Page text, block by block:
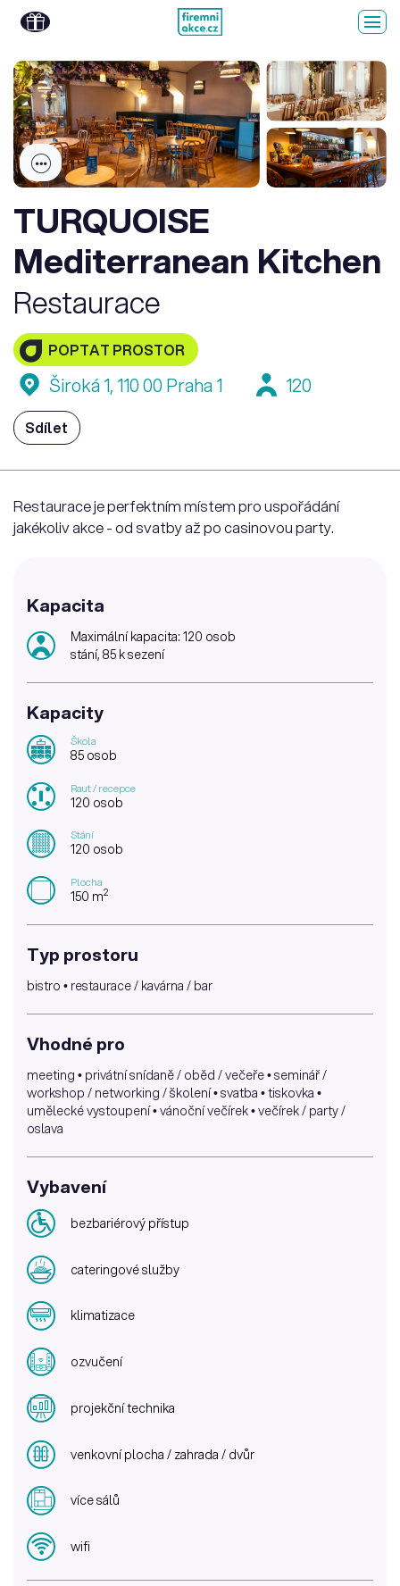
TURQUOISE
Mediterranean Kitchen
Restaurace
POPTAT PROSTOR
Široká 1, 110 00 Praha 1 120
Sdílet
Restaurace je perfektním místem pro uspořádání
jakékoliv akce - od svatby až po casinovou party.
Kapacita
Maximální kapacita: 120 osob
stání, 85 k sezení
Kapacity
Škola
85 osob
Raut / recepce
120 osob
Stání
120 osob
Plocha
150 m2
Typ prostoru
bistro • restaurace / kavárna / bar
Vhodné pro
meeting • privátní snídaně / oběd / večeře • seminář /
workshop / networking / školení • svatba • tiskovka •
umělecké vystoupení • vánoční večírek • večírek / party /
oslava
Vybavení
bezbariérový přístup
cateringové služby
klimatizace
ozvučení
projekční technika
venkovní plocha / zahrada / dvůr
více sálů
wifi